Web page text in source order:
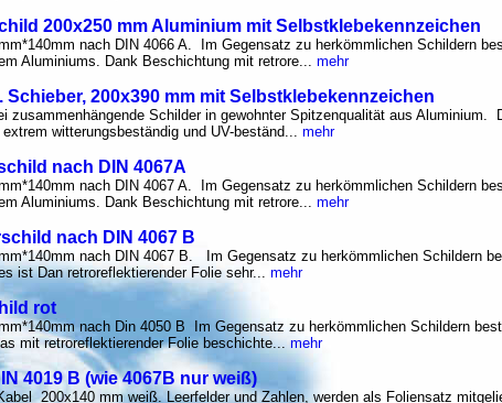
200x250 mm Aluminium mit Selbstklebekennzeichen
nach DIN 4066 A. Im Gegensatz zu herkömmlichen Schildern
Aluminiums. Dank Beschichtung mit retrore... mehr
Schieber, 200x390 mm mit Selbstklebekennzeichen
zusammenhängende Schilder in gewohnter Spitzenqualität aus Aluminium.
witterungsbeständig und UV-beständ... mehr
nach DIN 4067A
nach DIN 4067 A. Im Gegensatz zu herkömmlichen Schildern
Aluminiums. Dank Beschichtung mit retrore... mehr
nach DIN 4067 B
nach DIN 4067 B. Im Gegensatz zu herkömmlichen Schildern
ist Dan retroreflektierender Folie sehr... mehr
rot
nach Din 4050 B Im Gegensatz zu herkömmlichen Schildern
mit retroreflektierender Folie beschichte... mehr
4019 B (wie 4067B nur weiß)
200x140 mm weiß. Leerfelder und Zahlen, werden als Foliensatz